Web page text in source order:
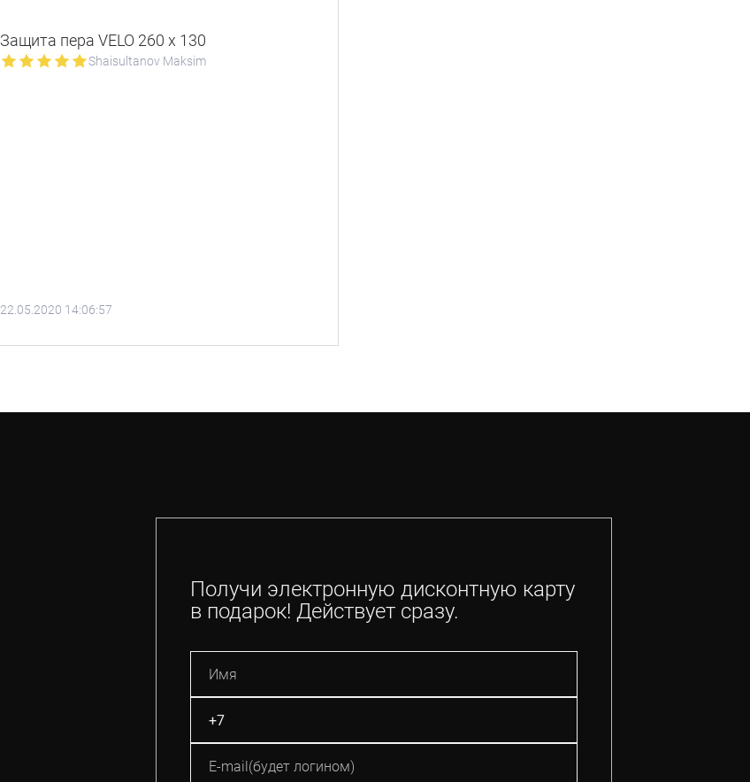
Защита пера VELO 260 x 130
Shaisultanov Maksim
22.05.2020 14:06:57
Получи электронную дисконтную карту
в подарок! Действует сразу.